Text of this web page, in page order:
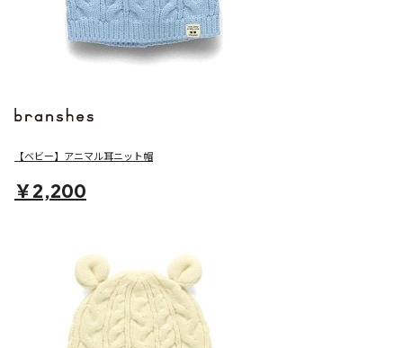
【ベビー】アニマル耳ニット帽
￥2,200